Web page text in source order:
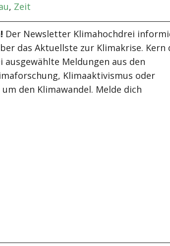
, Zeit
Der Newsletter Klimahochdrei
das Aktuellste zur Klimakrise. Kern
Meldungen aus den
Klimaaktivismus oder
den Klimawandel. Melde dich